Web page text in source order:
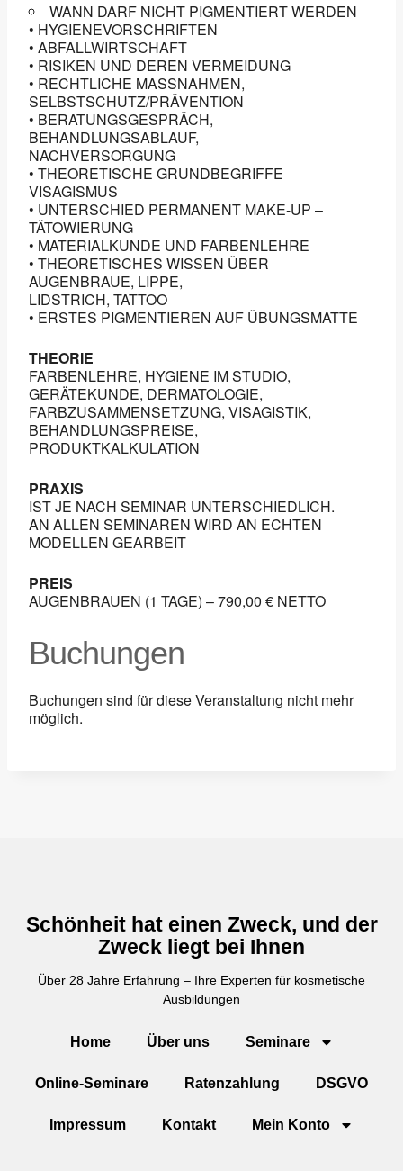
WANN DARF NICHT PIGMENTIERT WERDEN
• HYGIENEVORSCHRIFTEN
• ABFALLWIRTSCHAFT
• RISIKEN UND DEREN VERMEIDUNG
• RECHTLICHE MASSNAHMEN,
SELBSTSCHUTZ/PRÄVENTION
• BERATUNGSGESPRÄCH,
BEHANDLUNGSABLAUF,
NACHVERSORGUNG
• THEORETISCHE GRUNDBEGRIFFE
VISAGISMUS
• UNTERSCHIED PERMANENT MAKE-UP –
TÄTOWIERUNG
• MATERIALKUNDE UND FARBENLEHRE
• THEORETISCHES WISSEN ÜBER
AUGENBRAUE, LIPPE,
LIDSTRICH, TATTOO
• ERSTES PIGMENTIEREN AUF ÜBUNGSMATTE
THEORIE
FARBENLEHRE, HYGIENE IM STUDIO,
GERÄTEKUNDE, DERMATOLOGIE,
FARBZUSAMMENSETZUNG, VISAGISTIK,
BEHANDLUNGSPREISE,
PRODUKTKALKULATION
PRAXIS
IST JE NACH SEMINAR UNTERSCHIEDLICH.
AN ALLEN SEMINAREN WIRD AN ECHTEN
MODELLEN GEARBEIT
PREIS
AUGENBRAUEN (1 TAGE) – 790,00 € NETTO
Buchungen
Buchungen sind für diese Veranstaltung nicht mehr
möglich.
Schönheit hat einen Zweck, und der
Zweck liegt bei Ihnen
Über 28 Jahre Erfahrung – Ihre Experten für kosmetische
Ausbildungen
Home Über uns Seminare
Online-Seminare Ratenzahlung DSGVO
Impressum Kontakt Mein Konto